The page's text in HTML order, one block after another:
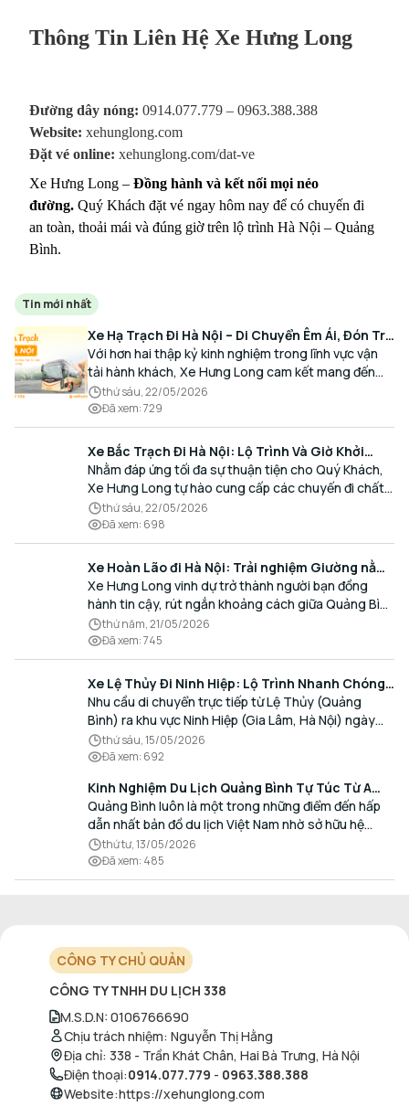
Thông Tin Liên Hệ Xe Hưng Long
Đường dây nóng: 0914.077.779 – 0963.388.388
Website: xehunglong.com
Đặt vé online: xehunglong.com/dat-ve
Xe Hưng Long – Đồng hành và kết nối mọi nẻo
đường. Quý Khách đặt vé ngay hôm nay để có chuyến đi
an toàn, thoải mái và đúng giờ trên lộ trình Hà Nội – Quảng
Bình.
Tin mới nhất
Xe Hạ Trạch Đi Hà Nội – Di Chuyển Êm Ái, Đón Trả
Tận Nơi Cùng Xe Hưng Long
Với hơn hai thập kỷ kinh nghiệm trong lĩnh vực vận
tải hành khách, Xe Hưng Long cam kết mang đến
cho Quý Khách một hành trình di chuyển trọn vẹn,
thoải mái và đúng giờ.
thứ sáu, 22/05/2026
Đã xem:729
Xe Bắc Trạch Đi Hà Nội: Lộ Trình Và Giờ Khởi
Hành Cùng Xe Hưng Long
Nhằm đáp ứng tối đa sự thuận tiện cho Quý Khách,
Xe Hưng Long tự hào cung cấp các chuyến đi chất
lượng cao, an toàn với lịch trình linh hoạt mỗi ngày.
thứ sáu, 22/05/2026
Đã xem: 698
Xe Hoàn Lão đi Hà Nội: Trải nghiệm Giường nằm
Cao cấp, Đón trả Tận nơi
Xe Hưng Long vinh dự trở thành người bạn đồng
hành tin cậy, rút ngắn khoảng cách giữa Quảng Bình
và Thủ đô bằng chất lượng dịch vụ chuẩn mực.
thứ năm, 21/05/2026
Đã xem:745
Xe Lệ Thủy Đi Ninh Hiệp: Lộ Trình Nhanh Chóng,
Đón Trả Tận Nơi
Nhu cầu di chuyển trực tiếp từ Lệ Thủy (Quảng
Bình) ra khu vực Ninh Hiệp (Gia Lâm, Hà Nội) ngày
càng gia tăng, đặc biệt đối với các hành khách có
nhu cầu giao thương, kinh doanh và mua sắm.
thứ sáu, 15/05/2026
Đã xem: 692
Kinh Nghiệm Du Lịch Quảng Bình Tự Túc Từ A
Đến Z Chi Tiết Nhất
Quảng Bình luôn là một trong những điểm đến hấp
dẫn nhất bản đồ du lịch Việt Nam nhờ sở hữu hệ
thống hang động kỳ vĩ, những bãi biển hoang sơ và
nét ẩm thực đậm đà bản sắc.
thứ tư, 13/05/2026
Đã xem: 485
CÔNG TY CHỦ QUẢN
CÔNG TY TNHH DU LỊCH 338
M.S.D.N: 0106766690
Chịu trách nhiệm: Nguyễn Thị Hằng
Địa chỉ: 338 - Trần Khát Chân, Hai Bà Trưng, Hà Nội
Điện thoại:0914.077.779 - 0963.388.388
Website:https://xehunglong.com